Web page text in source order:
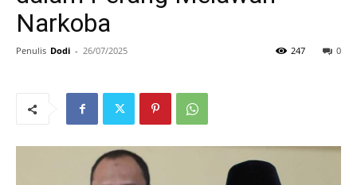
Narkoba
Penulis Dodi - 26/07/2025 0
247